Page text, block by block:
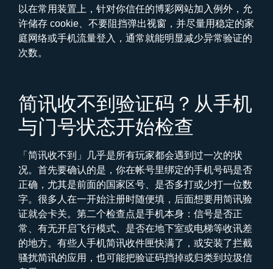
以在常用装置上，针对你信任的博彩网站加入例外，允
许储存 cookie、不要阻挡弹出视窗，并尽量用稳定的家
庭网络或手机流量登入，通常就能明显减少异常验证的
次数。
简讯收不到验证码？从手机
与门号状态开始检查
「简讯收不到」几乎是所有玩家都会遇到过一次的状
况。首先要确认的是，你在帐号里绑定的手机号码是否
正确，尤其是前面的国家区号、是否多打或少打一位数
字。很多人在一开始注册时随便填，后面想要用简讯验
证就会卡关。第二个检查点是手机本身：信号是否正
常、有无开启飞行模式、是否在地下室或电梯等收讯差
的地方。有些人手机简讯收件匣快满了，或安装了拦截
骚扰简讯的应用，也可能把验证码挡掉或归类到垃圾信